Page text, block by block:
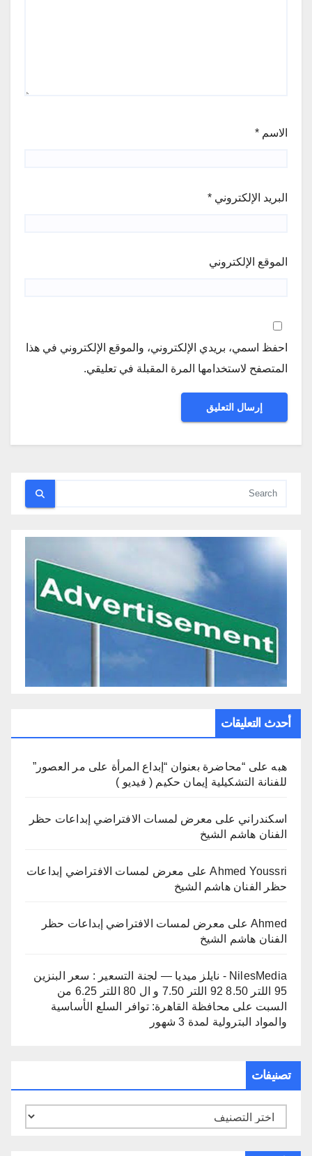
الاسم *
البريد الإلكتروني *
الموقع الإلكتروني
احفظ اسمي، بريدي الإلكتروني، والموقع الإلكتروني في هذا
المتصفح لاستخدامها المرة المقبلة في تعليقي.
أحدث التعليقات
هبه على “محاضرة بعنوان “إبداع المرأة على مر العصور”
للفنانة التشكيلية إيمان حكيم ( فيديو )
اسكندراني على معرض لمسات الافتراضي إبداعات حظر
الفنان هاشم الشيخ
Ahmed Youssriعلى معرض لمسات الافتراضي إبداعات
حظر الفنان هاشم الشيخ
Ahmed على معرض لمسات الافتراضي إبداعات حظر
الفنان هاشم الشيخ
NilesMedia - نايلز ميديا — لجنة التسعير : سعر البنزين
95 اللتر 8.50 92 اللتر 7.50 و ال 80 اللتر 6.25 من
السبت على محافظة القاهرة: توافر السلع الأساسية
والمواد البترولية لمدة 3 شهور
تصنيفات
تصنيفات